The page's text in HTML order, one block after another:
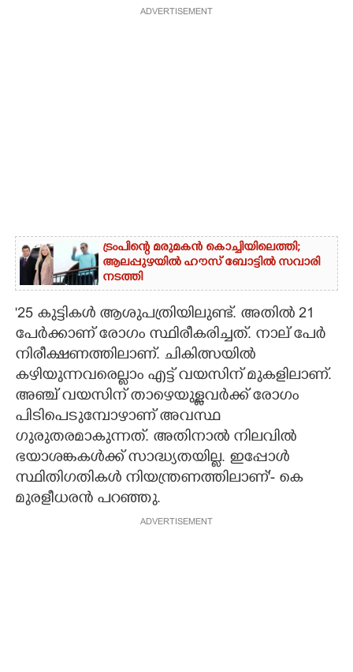
ADVERTISEMENT
ട്രംപിന്റെ മരുമകൻ കൊച്ചിയിലെത്തി;
ആലപ്പുഴയിൽ ഹൗസ് ബോട്ടിൽ സവാരി
നടത്തി
'25 കുട്ടികൾ ആശുപത്രിയിലുണ്ട്. അതിൽ 21
പേ‌ർക്കാണ് രോഗം സ്ഥിരീകരിച്ചത്. നാല് പേർ
നിരീക്ഷണത്തിലാണ്. ചികിത്സയിൽ
കഴിയുന്നവരെല്ലാം എട്ട് വയസിന് മുകളിലാണ്.
അഞ്ച് വയസിന് താഴെയുള്ളവർക്ക് രോഗം
പിടിപെടുമ്പോഴാണ് അവസ്ഥ
ഗുരുതരമാകുന്നത്. അതിനാൽ നിലവിൽ
ഭയാശങ്കകൾക്ക് സാദ്ധ്യതയില്ല. ഇപ്പോൾ
സ്ഥിതിഗതികൾ നിയന്ത്രണത്തിലാണ്'- കെ
മുരളീധരൻ പറഞ്ഞു.
ADVERTISEMENT